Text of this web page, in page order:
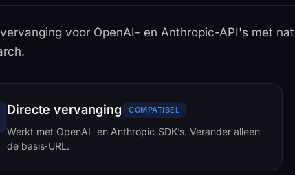
voor OpenAI- en Anthropic-API's met
Directe vervanging COMPATIBEL
Werkt met OpenAI‑ en Anthropic‑SDK’s. Verander alleen
de basis‑URL.